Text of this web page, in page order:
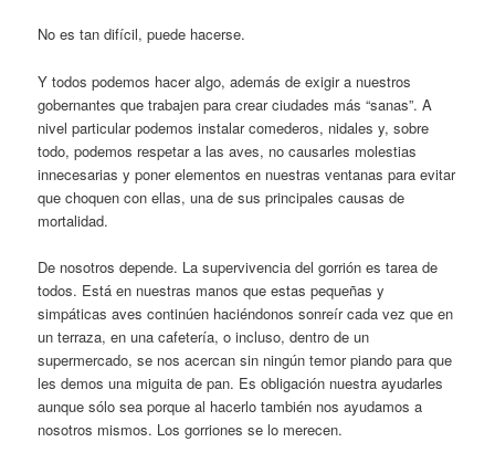
No es tan difícil, puede hacerse.
Y todos podemos hacer algo, además de exigir a nuestros
gobernantes que trabajen para crear ciudades más “sanas”. A
nivel particular podemos instalar comederos, nidales y, sobre
todo, podemos respetar a las aves, no causarles molestias
innecesarias y poner elementos en nuestras ventanas para evitar
que choquen con ellas, una de sus principales causas de
mortalidad.
De nosotros depende. La supervivencia del gorrión es tarea de
todos. Está en nuestras manos que estas pequeñas y
simpáticas aves continúen haciéndonos sonreír cada vez que en
un terraza, en una cafetería, o incluso, dentro de un
supermercado, se nos acercan sin ningún temor piando para que
les demos una miguita de pan. Es obligación nuestra ayudarles
aunque sólo sea porque al hacerlo también nos ayudamos a
nosotros mismos. Los gorriones se lo merecen.